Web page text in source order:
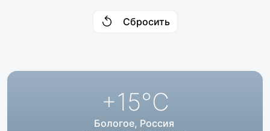
Сбросить
+15°C
Бологое, Россия